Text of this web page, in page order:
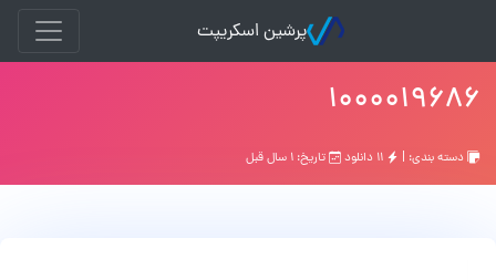
پرشین اسکریپت
۱۰۰۰۰۱۹۶۸۶
دسته بندی: | تاریخ: ۱ سال قبل